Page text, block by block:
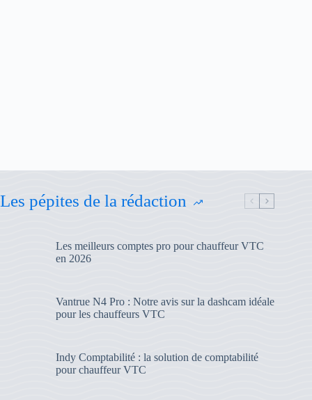
Les pépites de la rédaction
Les meilleurs comptes pro pour chauffeur VTC
en 2026
Vantrue N4 Pro : Notre avis sur la dashcam idéale
pour les chauffeurs VTC
Indy Comptabilité : la solution de comptabilité
pour chauffeur VTC